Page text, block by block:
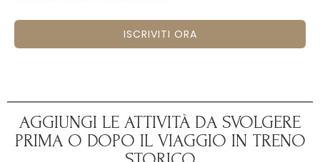
ISCRIVITI ORA
AGGIUNGI LE ATTIVITÀ DA SVOLGERE
PRIMA O DOPO IL VIAGGIO IN TRENO